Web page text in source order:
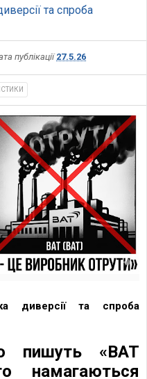
та спроба
публікації27.5.26
диверсії та спроба
пишуть «ВАТ
намагаються